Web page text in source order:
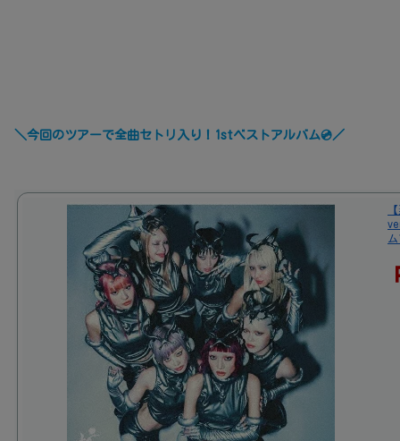
＼今回のツアーで全曲セトリ入り！1stベストアルバム💿／